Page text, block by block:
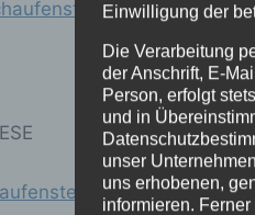
kleinostheim
kleinostheim [dot]
Einwilligung der
Die Verarbeitung
der Anschrift, E-
Person, erfolgt
und in
unser
uns erhobenen,
informieren.